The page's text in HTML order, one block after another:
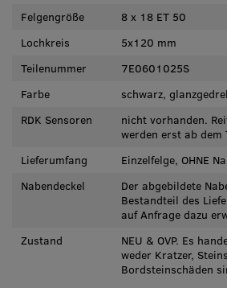
Felgengröße
8 x 18 ET 50
Lochkreis
5x120 mm
Teilenummer
7E0601025S
Farbe
schwarz,
RDK Sensoren
nicht vorhanden.
werden erst ab
Lieferumfang
Einzelfelge, OHNE
Nabendeckel
Der abgebildete
Bestandteil des
auf Anfrage dazu
Zustand
NEU & OVP. Es
weder Kratzer,
Bordsteinschäden